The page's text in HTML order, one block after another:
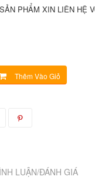
PHẨM XIN LIÊN HỆ
Thêm Vào Giỏ
LUẬN/ĐÁNH GIÁ